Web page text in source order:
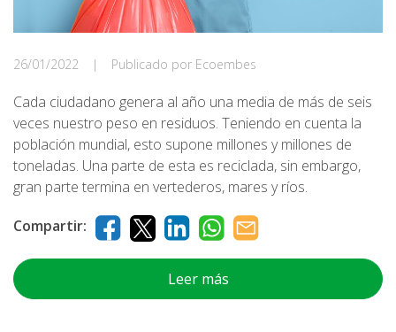
26/01/2022 | Publicado por Ecoembes
Cada ciudadano genera al año una media de más de seis
veces nuestro peso en residuos. Teniendo en cuenta la
población mundial, esto supone millones y millones de
toneladas. Una parte de esta es reciclada, sin embargo,
gran parte termina en vertederos, mares y ríos.
Compartir:
Leer más